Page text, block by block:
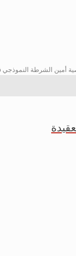
الشرطة النموذجي